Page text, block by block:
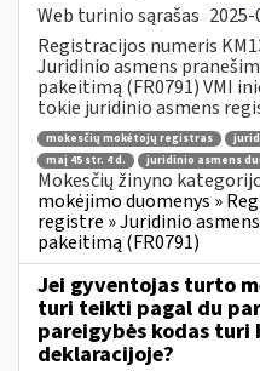
Web turinio sąrašas
Registracijos numeris
Juridinio asmens
pakeitimą (FR0791) VMI
tokie juridinio asmens
mokesčių mokėtojų registras
maį 45 str. 4 d.
juridinio asmens
Mokesčių žinyno
mokėjimo duomenys »
registre » Juridinio
pakeitimą (FR0791)
Jei gyventojas turto
turi teikti pagal du
pareigybės kodas
deklaracijoje?